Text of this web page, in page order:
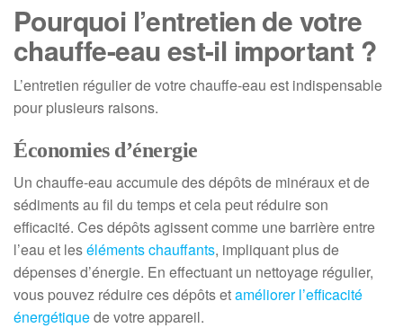
Pourquoi l’entretien de votre
chauffe-eau est-il important ?
L’entretien régulier de votre chauffe-eau est indispensable
pour plusieurs raisons.
Économies d’énergie
Un chauffe-eau accumule des dépôts de minéraux et de
sédiments au fil du temps et cela peut réduire son
efficacité. Ces dépôts agissent comme une barrière entre
l’eau et leséléments chauffants, impliquant plus de
dépenses d’énergie. En effectuant un nettoyage régulier,
vous pouvez réduire ces dépôts etaméliorer l’efficacité
énergétiquede votre appareil.